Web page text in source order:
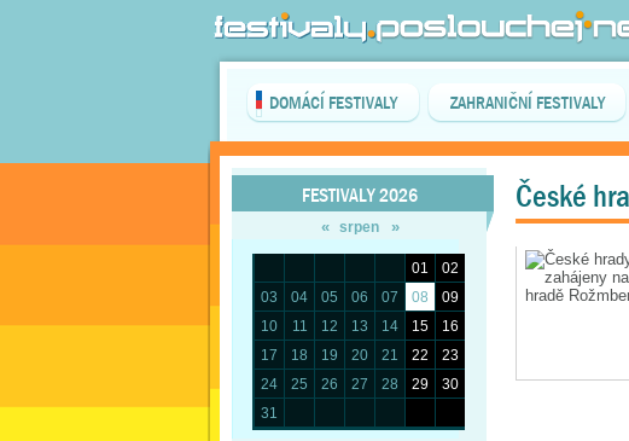
DOMÁCÍ FESTIVALY ZAHRANIČNÍ FESTIVALY
FESTIVALY 2026
« srpen »
01
02
03
04 05 06 07 08
09
10
11 12 13 14 15
16
17
18 19 20 21 22
23
24
25 26 27 28 29
30
31
České